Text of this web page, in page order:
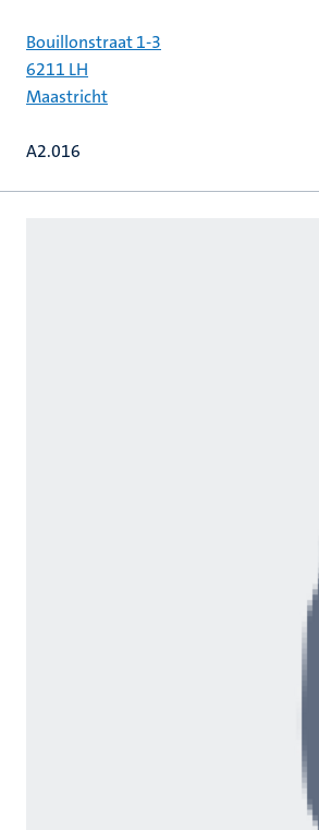
Bouillonstraat 1-3
6211 LH
Maastricht
A2.016